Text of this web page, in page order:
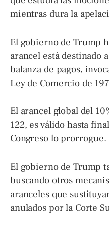
mientras dura la
El gobierno de Trump
arancel está destinado
balanza de pagos,
Ley de Comercio de
El arancel global del
122, es válido hasta
Congreso lo prorrogue.
El gobierno de Trump
buscando otros
aranceles que
anulados por la Corte